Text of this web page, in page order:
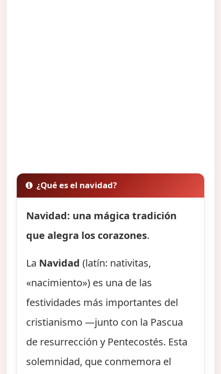
¿Qué es el navidad?
Navidad: una mágica tradición
que alegra los corazones.
La Navidad(latín: nativitas,
«nacimiento») es una de las
festividades más importantes del
cristianismo —junto con la Pascua
de resurrección y Pentecostés. Esta
solemnidad, que conmemora el